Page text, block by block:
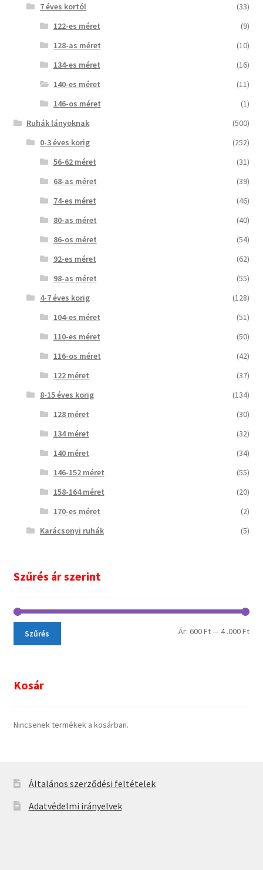
7 éves kortól
(33)
122-es méret
(9)
128-as méret
(10)
134-es méret
(16)
140-es méret
(11)
146-os méret
(1)
Ruhák lányoknak
(500)
0-3 éves korig
(252)
56-62 méret
(31)
68-as méret
(39)
74-es méret
(46)
80-as méret
(40)
86-os méret
(54)
92-es méret
(62)
98-as méret
(55)
4-7 éves korig
(128)
104-es méret
(51)
110-es méret
(50)
116-os méret
(42)
122 méret
(37)
8-15 éves korig
(134)
128 méret
(30)
134 méret
(32)
140 méret
(34)
146-152 méret
(55)
158-164 méret
(20)
170-es méret
(2)
Karácsonyi ruhák
(5)
Szűrés ár szerint
Szűrés Ár: 600 Ft—4 .000 Ft
Kosár
Nincsenek termékek a kosárban.
Általános szerződési feltételek
Adatvédelmi irányelvek